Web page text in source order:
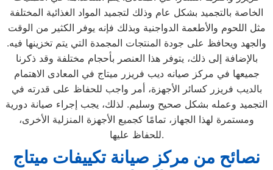
الخاصة بالتجميد بشكل عام وذلك لتجميد المواد الغذائية المختلفة
مثل اللحوم والأطعمة الدواجنية وبذلك فإنه يوفر الكثير من الوقت
والجهد ويحافظ على جودة المنتجات المجمدة التي يتم تخزينها فيه.
بالإضافة إلى ذلك، يتوفر هذا العنصر بأحجام مختلفة وقد ذكرنا
جميعها في مركز صيانه ديب فريزر ميتاج في المعادى الاهتمام
بالديب فريزر كسائر الأجهزة، أمر واجب للحفاظ على قدرته في
التجميد وعمله بشكل صحيح وسليم. لذلك، يجب إجراء صيانة دورية
ومستمرة لهذا الجهاز، تمامًا كجميع الأجهزة المنزلية الأخرى،
للحفاظ عليها.
نصائح من مركز صيانة تكييفات ميتاج